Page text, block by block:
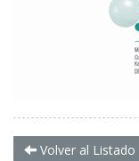
Volver al Listado